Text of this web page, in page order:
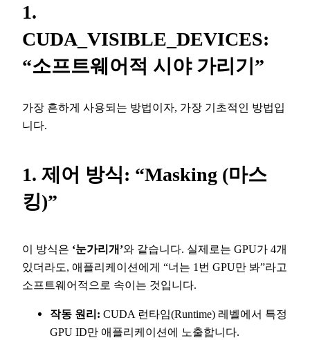
1.
CUDA_VISIBLE_DEVICES:
“소프트웨어적 시야 가리기”
가장 흔하게 사용되는 방법이자, 가장 기초적인 방법입
니다.
1. 제어 방식: “Masking (마스
킹)”
이 방식은 ‘눈가리개’와 같습니다. 실제로는 GPU가 4개
있더라도, 애플리케이션에게 “너는 1번 GPU만 봐”라고
소프트웨어적으로 속이는 것입니다.
작동 원리: CUDA 런타임(Runtime) 레벨에서 특정
GPU ID만 애플리케이션에 노출합니다.